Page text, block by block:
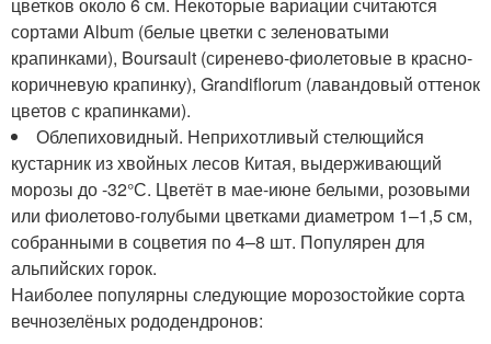
сортами Album (белые цветки с зеленоватыми
крапинками), Boursault (сиренево-фиолетовые в красно-
коричневую крапинку), Grandiflorum (лавандовый оттенок
цветов с крапинками).
Облепиховидный. Неприхотливый стелющийся
кустарник из хвойных лесов Китая, выдерживающий
морозы до -32°С. Цветёт в мае-июне белыми, розовыми
или фиолетово-голубыми цветками диаметром 1–1,5 см,
собранными в соцветия по 4–8 шт. Популярен для
альпийских горок.
Наиболее популярны следующие морозостойкие сорта
вечнозелёных рододендронов: